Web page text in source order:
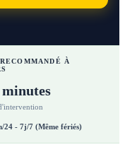
À
minutes
24 - 7j/7 (Même fériés)